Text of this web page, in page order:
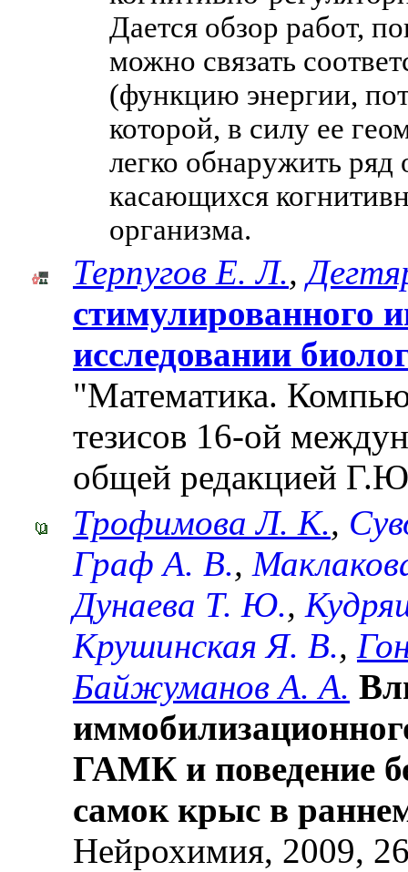
Дается обзор работ,
можно связать
(функцию энергии,
которой, в силу ее
легко обнаружить
касающихся
организма.
Терпугов Е. Л.,
стимулированного
исследовании
"Математика.
тезисов 16-ой
общей редакцией
Трофимова Л. К.,
Граф А. В.,
Дунаева Т. Ю.,
Крушинская Я. В.,
Байжуманов А. А.
ГАМК и поведение
самок крыс в
Нейрохимия, 2009,